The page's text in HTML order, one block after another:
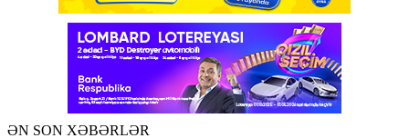
ƏN SON XƏBƏRLƏR